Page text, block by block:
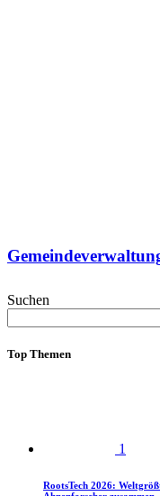
Suchen
Top Themen
1
RootsTech 2026: